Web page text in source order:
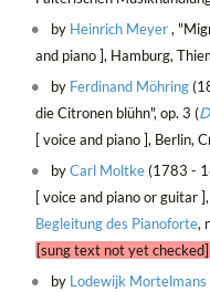
by Heinrich Meyer,
and piano ], Hamburg,
by Ferdinand Möhring
die Citronen blühn", op. 3 (
[ voice and piano ], Berlin,
byCarl Moltke(1783 -
[ voice and piano or guitar
Begleitung des Pianoforte,
[sung text not yet checked]
by Lodewijk Mortelmans